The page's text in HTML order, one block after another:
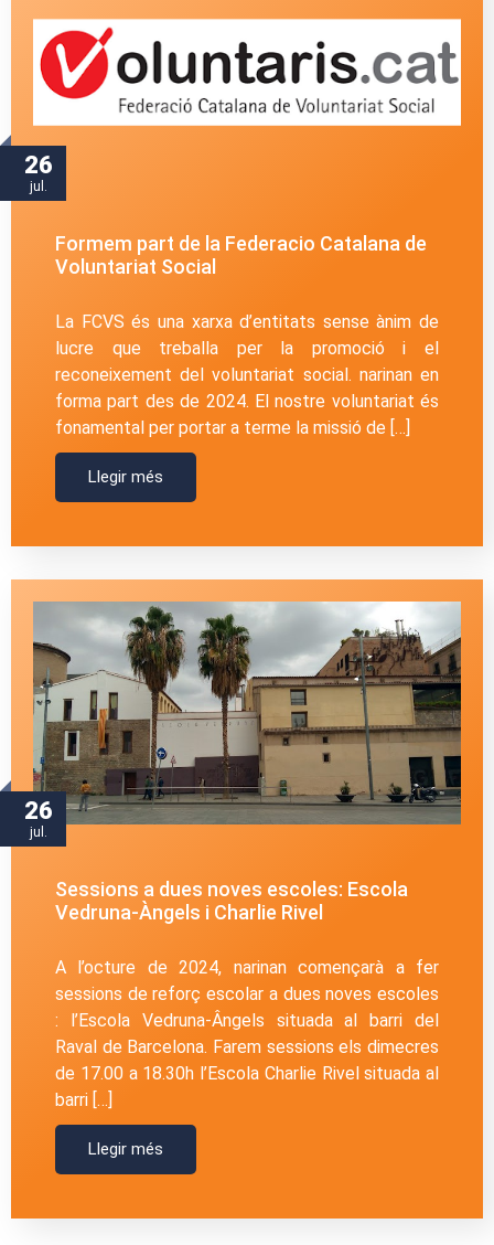
26
jul.
Formem part de la Federacio Catalana de
Voluntariat Social
La FCVS és una xarxa d’entitats sense ànim de
lucre que treballa per la promoció i el
reconeixement del voluntariat social. narinan en
forma part des de 2024. El nostre voluntariat és
fonamental per portar a terme la missió de […]
Llegir més
26
jul.
Sessions a dues noves escoles: Escola
Vedruna-Àngels i Charlie Rivel
A l’octure de 2024, narinan començarà a fer
sessions de reforç escolar a dues noves escoles
: l’Escola Vedruna-Ângels situada al barri del
Raval de Barcelona. Farem sessions els dimecres
de 17.00 a 18.30h l’Escola Charlie Rivel situada al
barri […]
Llegir més